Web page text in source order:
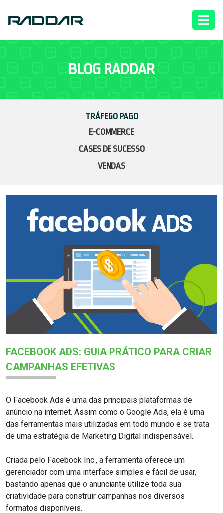
BLOG RADDAR
TRÁFEGO PAGO
E-COMMERCE
CASES DE SUCESSO
VENDAS
FACEBOOK ADS: GUIA PRÁTICO PARA CRIAR
CAMPANHAS EFETIVAS
O Facebook Ads é uma das principais plataformas de
anúncio na internet. Assim como o Google Ads, ela é uma
das ferramentas mais utilizadas em todo mundo e se trata
de uma estratégia de Marketing Digital indispensável.
Criada pelo Facebook Inc., a ferramenta oferece um
gerenciador com uma interface simples e fácil de usar,
bastando apenas que o anunciante utilize toda sua
criatividade para construir campanhas nos diversos
formatos disponíveis.